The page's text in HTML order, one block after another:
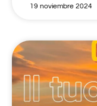
19 noviembre 2024